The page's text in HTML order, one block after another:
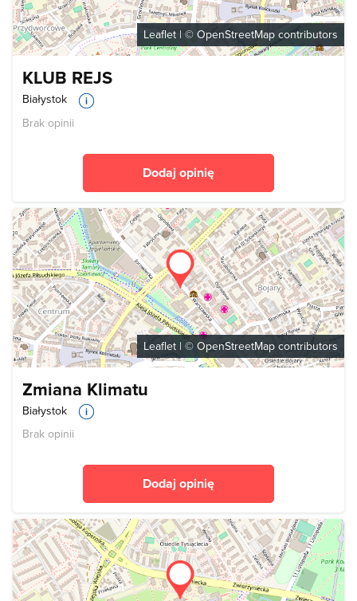
Leaflet | © OpenStreetMap contributors
KLUB REJS
Białystok
Brak opinii
Dodaj opinię
Leaflet | ©OpenStreetMap contributors
Zmiana Klimatu
Białystok
Brak opinii
Dodaj opinię